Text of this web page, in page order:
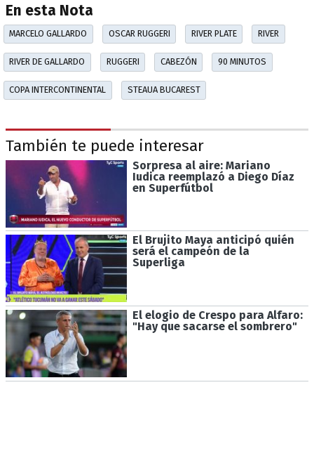
En esta Nota
MARCELO GALLARDO OSCAR RUGGERI RIVER PLATE RIVER
RIVER DE GALLARDO RUGGERI CABEZÓN 90 MINUTOS
COPA INTERCONTINENTAL STEAUA BUCAREST
También te puede interesar
Sorpresa al aire: Mariano
Iudica reemplazó a Diego Díaz
en Superfútbol
El Brujito Maya anticipó quién
será el campeón de la
Superliga
El elogio de Crespo para Alfaro:
"Hay que sacarse el sombrero"